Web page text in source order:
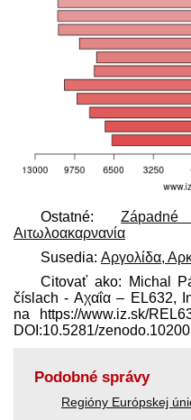
Ostatné:
Αιτωλοακαρνανία
Susedia: Αργολίδα,
Citovať ako: Michal
číslach - Αχαΐα – EL632,
na https://www.iz.sk/​
DOI:10.5281/
Podobné správy
Regióny Európskej